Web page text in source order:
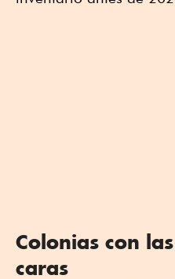
Colonias con
caras